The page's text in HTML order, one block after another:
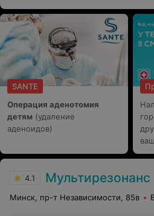
SANTE
Операция аденотомия
детям (удаление
аденоидов)
4.1 Мультирезонанс
Минск, пр-т Независимости, 85в